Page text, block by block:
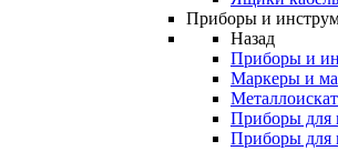
Приборы и
Назад
Приборы и
Маркеры и
Приборы для
Приборы для